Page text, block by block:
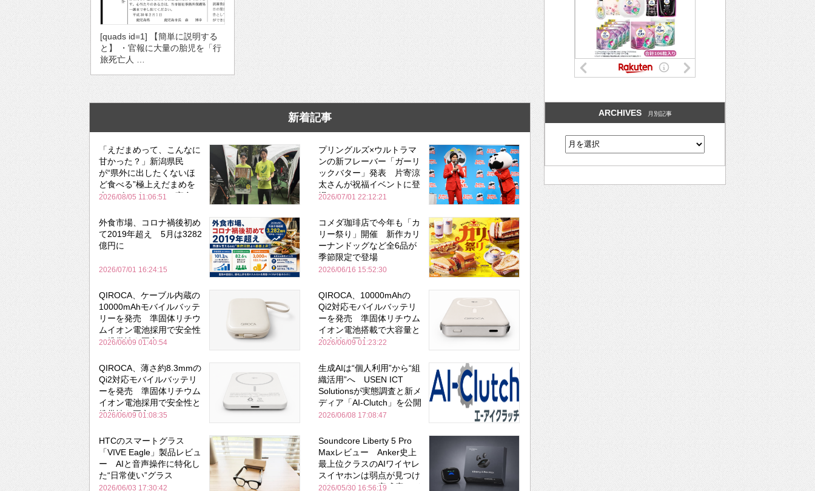
[quads id=1] 【簡単に説明する
と】 ・官報に大量の胎児を「行
旅死亡人 …
新着記事
「えだまめって、こんなに
甘かった？」新潟県民
が“県外に出したくないほ
ど食べる”極上えだまめを
森のビアガーデンで実食
2026/08/05 11:06:51
プリングルズ×ウルトラマ
ンの新フレーバー「ガーリ
ックバター」発表 片寄涼
太さんが祝福イベントに登
場
2026/07/01 22:12:21
外食市場、コロナ禍後初め
て2019年超え 5月は3282
億円に
2026/07/01 16:24:15
コメダ珈琲店で今年も「カ
リー祭り」開催 新作カリ
ーナンドッグなど全6品が
季節限定で登場
2026/06/16 15:52:30
QIROCA、ケーブル内蔵の
10000mAhモバイルバッテ
リーを発売 準固体リチウ
ムイオン電池採用で安全性
と携帯性を両立
2026/06/09 01:40:54
QIROCA、10000mAhの
Qi2対応モバイルバッテリ
ーを発売 準固体リチウム
イオン電池搭載で大容量と
安全性を両立
2026/06/09 01:23:22
QIROCA、薄さ約8.3mmの
Qi2対応モバイルバッテリ
ーを発売 準固体リチウム
イオン電池採用で安全性と
携帯性を両立
2026/06/09 01:08:35
生成AIは“個人利用”から“組
織活用”へ USEN ICT
Solutionsが実態調査と新メ
ディア「AI-Clutch」を公開
2026/06/08 17:08:47
HTCのスマートグラス
「VIVE Eagle」製品レビュ
ー AIと音声操作に特化し
た“日常使い”グラス
2026/06/03 17:30:42
Soundcore Liberty 5 Pro
Maxレビュー Anker史上
最上位クラスのAIワイヤレ
スイヤホンは弱点が見つけ
づらいくらいの完成度にび
2026/05/30 16:56:19
ARCHIVES 月別記事